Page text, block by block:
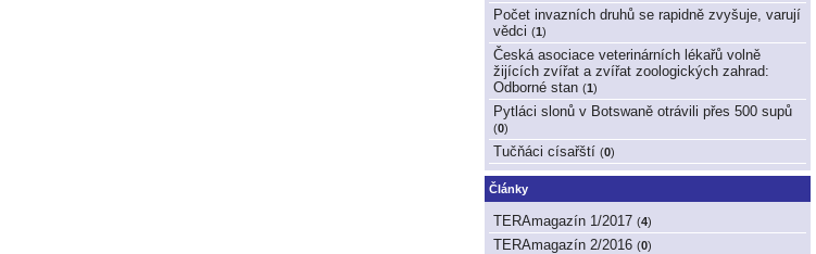
Počet invazních druhů se rapidně zvyšuje, varují
vědci (1)
Česká asociace veterinárních lékařů volně
žijících zvířat a zvířat zoologických zahrad:
Odborné stan (1)
Pytláci slonů v Botswaně otrávili přes 500 supů
(0)
Tučňáci císařští (0)
Články
TERAmagazín 1/2017 (4)
TERAmagazín 2/2016 (0)